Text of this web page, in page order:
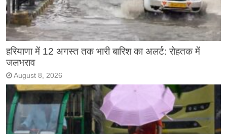
हरियाणा में 12 अगस्त तक भारी बारिश का अलर्ट: रोहतक में
जलभराव
August 8, 2026